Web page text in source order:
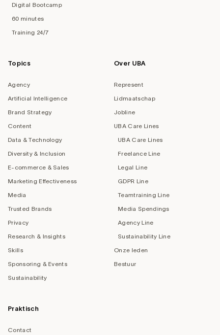
Digital Bootcamp
60 minutes
Training 24/7
Topics
Agency
Artificial Intelligence
Brand Strategy
Content
Data & Technology
Diversity & Inclusion
E-commerce & Sales
Marketing Effectiveness
Media
Trusted Brands
Privacy
Research & Insights
Skills
Sponsoring & Events
Sustainability
Over UBA
Represent
Lidmaatschap
Jobline
UBA Care Lines
UBA Care Lines
Freelance Line
Legal Line
GDPR Line
Teamtraining Line
Media Spendings
Agency Line
Sustainability Line
Onze leden
Bestuur
Praktisch
Contact